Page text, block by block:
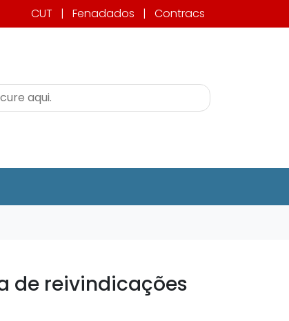
CUT | Fenadados | Contracs
de reivindicações